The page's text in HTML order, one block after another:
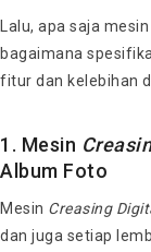
Lalu, apa saja
bagaimana
fitur dan kelebihan
1. Mesin
Album Foto
Mesin Creasing
dan juga setiap